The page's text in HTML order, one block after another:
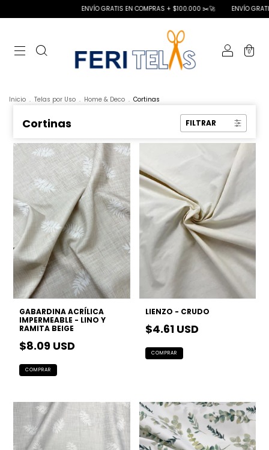
ENVÍO GRATIS EN COMPRAS + $100.000 ✂️🚀 ENVÍO GRATIS EN
0
Inicio . Telas por Uso . Home & Deco . Cortinas
Cortinas FILTRAR
GABARDINA ACRÍLICA
IMPERMEABLE - LINO Y
RAMITA BEIGE
$8.09 USD
LIENZO - CRUDO
$4.61 USD